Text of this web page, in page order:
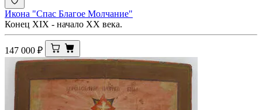
Икона "Спас Благое Молчание"
Конец XIХ - начало XX века.
147 000 ₽